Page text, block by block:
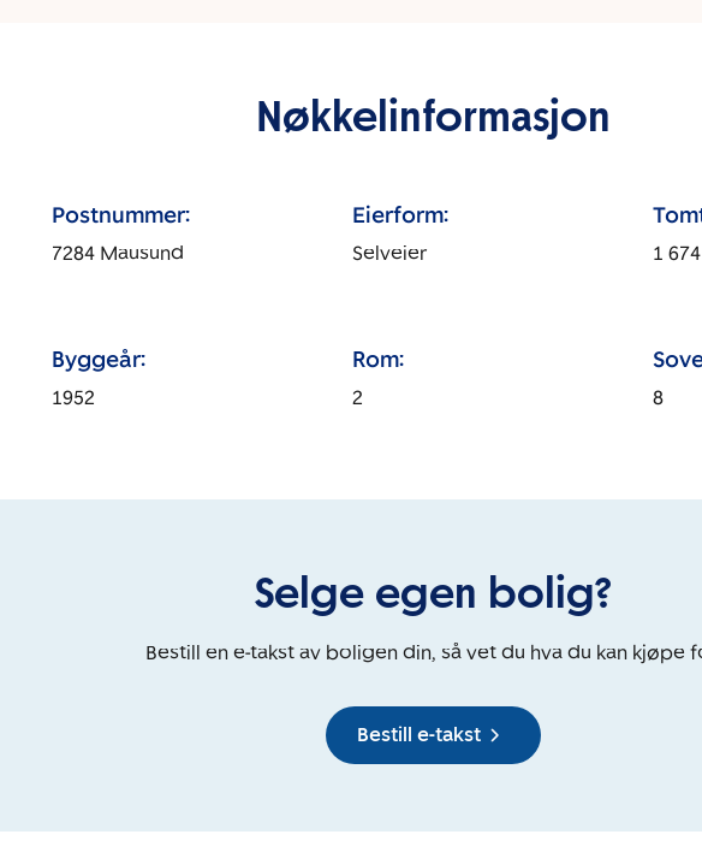
Nøkkelinformasjon
Postnummer:
7284 Mausund
Eierform:
Selveier 1 674
Byggeår:
1952
Rom:
2 8
Selge egen bolig?
Bestill en e-takst av boligen din, så vet du hva du kan kjøpe
Bestill e-takst